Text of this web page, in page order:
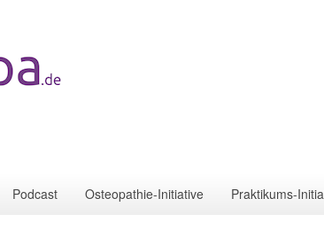
Podcast Osteopathie-Initiative Praktikums-